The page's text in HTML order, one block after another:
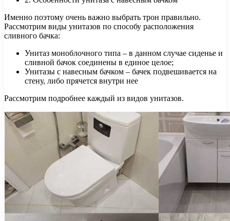
Именно поэтому очень важно выбрать трон правильно.
Рассмотрим виды унитазов по способу расположения
сливного бачка:
Унитаз моноблочного типа – в данном случае сиденье и
сливной бачок соединены в единое целое;
Унитазы с навесным бачком – бачек подвешивается на
стену, либо прячется внутри нее
Рассмотрим подробнее каждый из видов унитазов.